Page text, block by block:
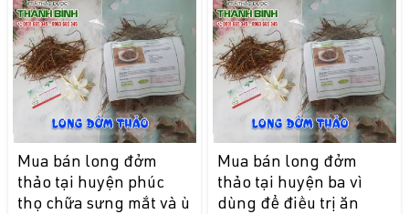
Mua bán long đởm
thảo tại huyện phúc
thọ chữa sưng mắt và ù
Mua bán long đởm
thảo tại huyện ba vì
dùng để điều trị ăn